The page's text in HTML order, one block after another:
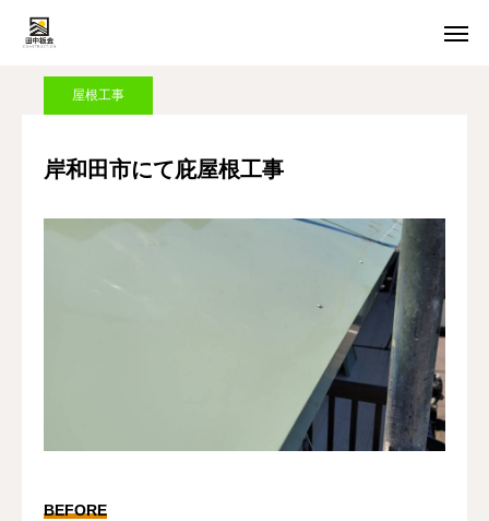
屋根工事
岸和田市にて庇屋根工事
BEFORE